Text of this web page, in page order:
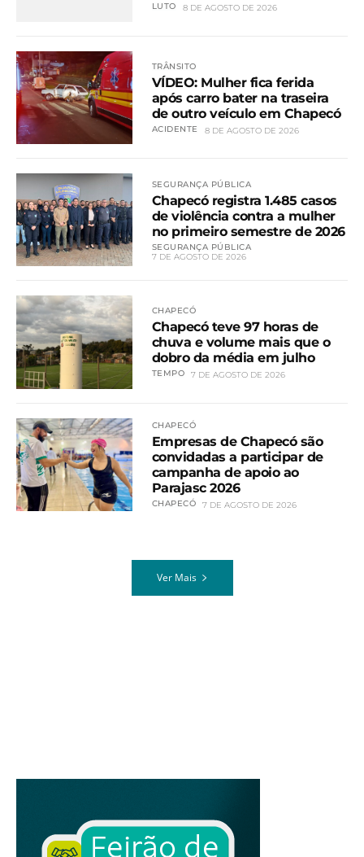
LUTO 8 DE AGOSTO DE 2026
TRÂNSITO
VÍDEO: Mulher fica ferida
após carro bater na traseira
de outro veículo em Chapecó
ACIDENTE 8 DE AGOSTO DE 2026
SEGURANÇA PÚBLICA
Chapecó registra 1.485 casos
de violência contra a mulher
no primeiro semestre de 2026
SEGURANÇA PÚBLICA
7 DE AGOSTO DE 2026
CHAPECÓ
Chapecó teve 97 horas de
chuva e volume mais que o
dobro da média em julho
TEMPO 7 DE AGOSTO DE 2026
CHAPECÓ
Empresas de Chapecó são
convidadas a participar de
campanha de apoio ao
Parajasc 2026
CHAPECÓ 7 DE AGOSTO DE 2026
Ver Mais